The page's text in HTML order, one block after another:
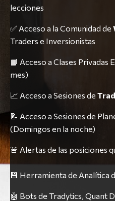
lecciones
✅ Acceso a la Comunidad de
Traders e Inversionistas
📙 Acceso a Clases Privadas
mes)
📈 Acceso a Sesiones de
📝 Acceso a Sesiones de
(Domingos en la noche)
🚨 Alertas de las posiciones
💾 Herramienta de Analítica
🤖 Bots de Tradytics, Quant